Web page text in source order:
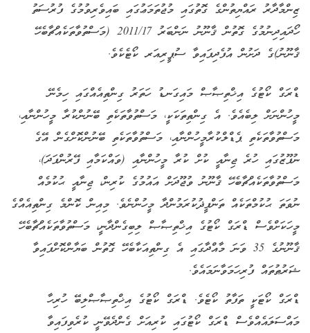
ޒިންމާދާރު ރައްޔިތުންގެ ގޮތުގައި މުޖުތަމަޢުގައި ބައިވެރިވުމުގެ ފުރުސަތު
ހޯދައިދިނުމުގެ ގޮތުން ޤާނޫނު ނަންބަރު 2011/17 (މަސްތުވާތަކެއްޗާބެހޭ
ޤާނޫނު)ގެ ދަށުން އުފެދިފައިވާ ސުޕީރިއަރ ކޯޓެކެވެ.
ޑްރަގް ކޯޓުގެ އިޚްތިޞާޞް މައިގަނޑު ހަތަރު ގިންތިއެއްގައި ހިމެނޭ
މީހުންނަށް ލިބެއެވެ. އެ ގިންތިތަކަކީ، މަސްތުވާތަކެތި ބޭނުންކުރާ މީހުންނާއި،
މަސްތުވާތަކެތި ޕެޑްލްކުރާމީހުންނާއި، މަސްތުވާތަކެތި ބޭނުންކޮށްގެން އޭގެ
ނުފޫޒުގައި ހުރެ ޖިނާއީ ކުށް ކުރާ މީހުންނާއި (ވައްކަމާއި ފޭރުންފަދަ)،
މަސްތުވާތަކެއްޗާބެހޭ ޤާނޫނު ވުޖޫދަށް އައުމުގެ ކުރިން، ޖިނާއީ ޙުކުމެއް
ނުވަތަ ޙުކުމްތަކެއް ތަންފީޛުކުރަމުންދާ މީހުންނެވެ. މިއިން ކޮންމެ ގިންތިއެއްގެ
މީހަކަށްވެސް ޑްރަގް ކޯޓުގެ އިޚްތިޞާޞް ލިބިގެންދާނީ، މަސްތުވާތަކެއްޗާބެހޭ
ޤާނޫނުގެ 35 ވަނަ މާއްދާގައި އެ ގިންތިއަކާބެހޭ ގޮތުން ބަޔާންކޮށްފައިވާ
ޝަރުޠުތައް ފުރިހަމަވާނަމައެވެ.
ޑްރަގް ކޯޓަކީ ތަފާތު ކޯޓެވެ. ޑްރަގް ކޯޓުގެ އިޚްތިޞާޞްލިބޭ ހުރިހާ
މައްސަލައެއްވެސް ޑްރަގް ކޯޓުގައި ކުރިއަށް ގެންދެވޭނީ ކުރެވިފައިވާ